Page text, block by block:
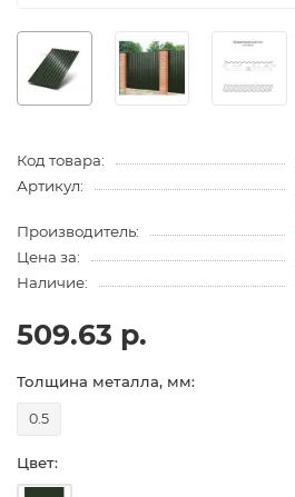
Код товара:
Артикул:
Производитель:
Цена за:
Наличие:
509.63 р.
Толщина металла, мм:
0.5
Цвет: